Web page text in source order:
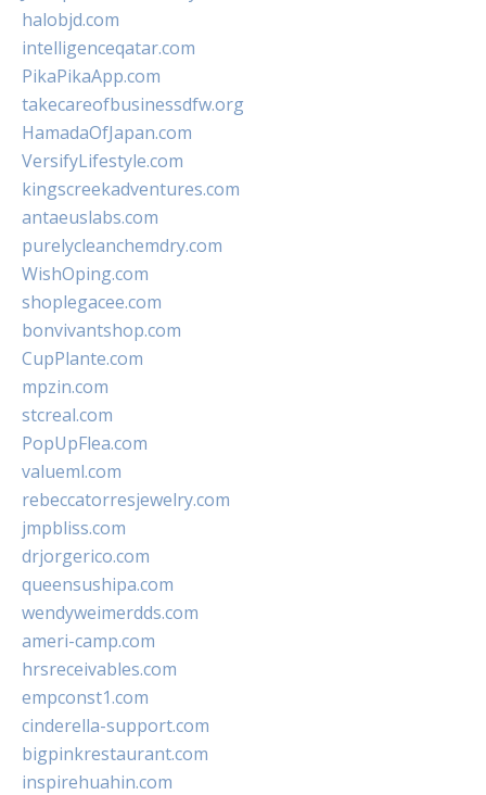
halobjd.com
intelligenceqatar.com
PikaPikaApp.com
takecareofbusinessdfw.org
HamadaOfJapan.com
VersifyLifestyle.com
kingscreekadventures.com
antaeuslabs.com
purelycleanchemdry.com
WishOping.com
shoplegacee.com
bonvivantshop.com
CupPlante.com
mpzin.com
stcreal.com
PopUpFlea.com
valueml.com
rebeccatorresjewelry.com
jmpbliss.com
drjorgerico.com
queensushipa.com
wendyweimerdds.com
ameri-camp.com
hrsreceivables.com
empconst1.com
cinderella-support.com
bigpinkrestaurant.com
inspirehuahin.com